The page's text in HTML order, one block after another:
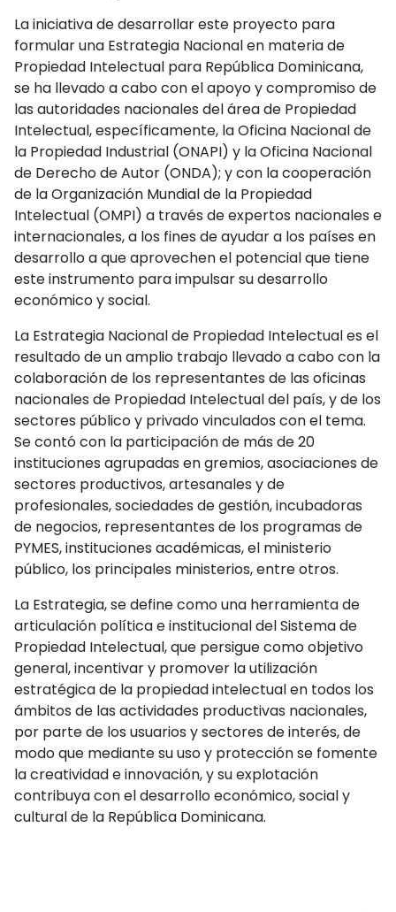
La iniciativa de desarrollar este proyecto para
formular una Estrategia Nacional en materia de
Propiedad Intelectual para República Dominicana,
se ha llevado a cabo con el apoyo y compromiso de
las autoridades nacionales del área de Propiedad
Intelectual, específicamente, la Oficina Nacional de
la Propiedad Industrial (ONAPI) y la Oficina Nacional
de Derecho de Autor (ONDA); y con la cooperación
de la Organización Mundial de la Propiedad
Intelectual (OMPI) a través de expertos nacionales e
internacionales, a los fines de ayudar a los países en
desarrollo a que aprovechen el potencial que tiene
este instrumento para impulsar su desarrollo
económico y social.
La Estrategia Nacional de Propiedad Intelectual es el
resultado de un amplio trabajo llevado a cabo con la
colaboración de los representantes de las oficinas
nacionales de Propiedad Intelectual del país, y de los
sectores público y privado vinculados con el tema.
Se contó con la participación de más de 20
instituciones agrupadas en gremios, asociaciones de
sectores productivos, artesanales y de
profesionales, sociedades de gestión, incubadoras
de negocios, representantes de los programas de
PYMES, instituciones académicas, el ministerio
público, los principales ministerios, entre otros.
La Estrategia, se define como una herramienta de
articulación política e institucional del Sistema de
Propiedad Intelectual, que persigue como objetivo
general, incentivar y promover la utilización
estratégica de la propiedad intelectual en todos los
ámbitos de las actividades productivas nacionales,
por parte de los usuarios y sectores de interés, de
modo que mediante su uso y protección se fomente
la creatividad e innovación, y su explotación
contribuya con el desarrollo económico, social y
cultural de la República Dominicana.